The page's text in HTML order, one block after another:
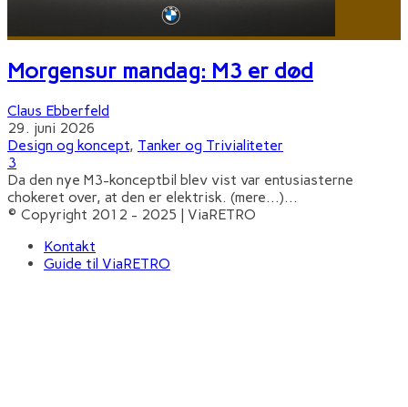
Morgensur mandag: M3 er død
Claus Ebberfeld
29. juni 2026
Design og koncept, Tanker og Trivialiteter
3
Da den nye M3-konceptbil blev vist var entusiasterne
chokeret over, at den er elektrisk. (mere…)...
© Copyright 2012 - 2025 | ViaRETRO
Kontakt
Guide til ViaRETRO